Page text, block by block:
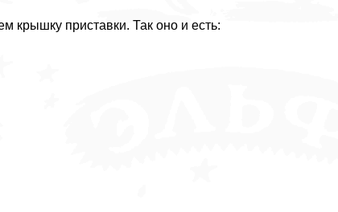
крышку приставки. Так оно и есть: